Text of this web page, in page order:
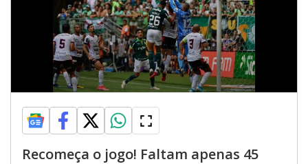
Recomeça o jogo! Faltam apenas 45